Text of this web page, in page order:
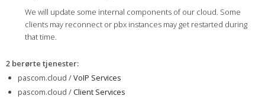
We will update some internal components of our cloud. Some
clients may reconnect or pbx instances may get restarted during
that time.
2 berørte tjenester:
pascom.cloud /VoIP Services
pascom.cloud /Client Services